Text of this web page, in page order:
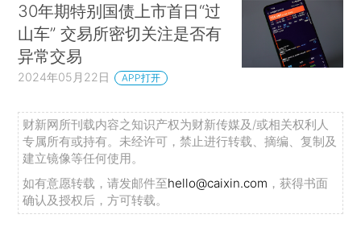
30年期特别国债上市首日“过
山车” 交易所密切关注是否有
异常交易
2024年05月22日 APP打开
财新网所刊载内容之知识产权为财新传媒及/或相关权利人
专属所有或持有。未经许可，禁止进行转载、摘编、复制及
建立镜像等任何使用。
如有意愿转载，请发邮件至hello@caixin.com ，获得书面
确认及授权后，方可转载。